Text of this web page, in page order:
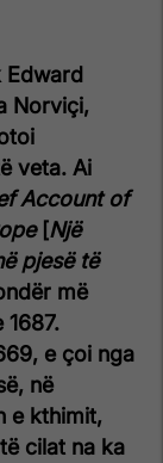
Norviçi,
veta. Ai
Account of
[Një
pjesë të
më
e çoi nga
në
e kthimit,
cilat na ka